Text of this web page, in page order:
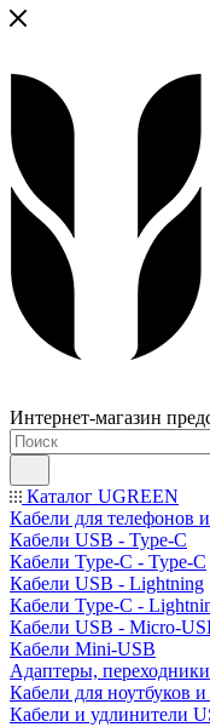
Интернет-магазин
Каталог UGREEN
Кабели для телефонов
Кабели USB - Type-C
Кабели Type-C - Type-C
Кабели USB - Lightning
Кабели Type-C -
Кабели USB - Micro-
Кабели Mini-USB
Адаптеры,
Кабели для ноутбуков
Кабели и удлинители